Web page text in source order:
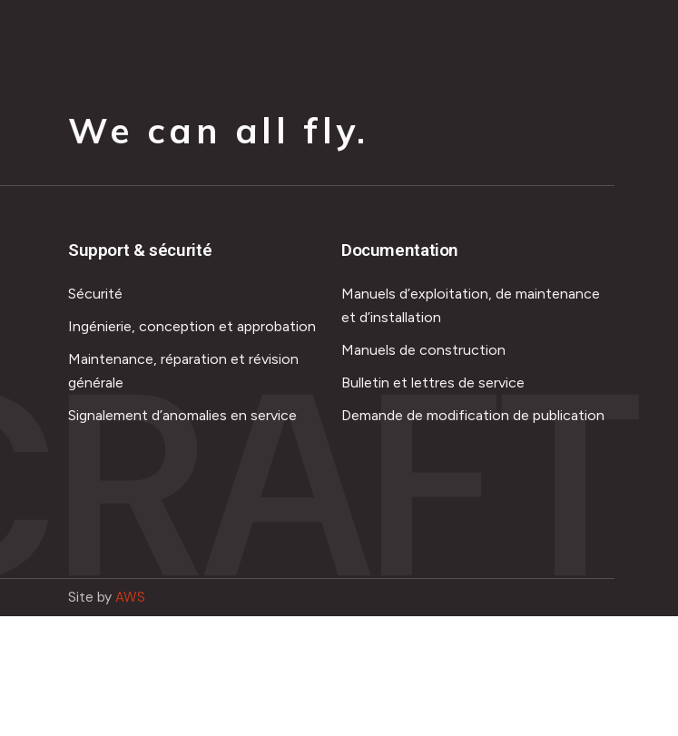
We can all fly.
Support & sécurité
Sécurité
Ingénierie, conception et approbation
Maintenance, réparation et révision
générale
Signalement d’anomalies en service
Documentation
Manuels d’exploitation, de maintenance
et d’installation
Manuels de construction
Bulletin et lettres de service
Demande de modification de publication
Site by AWS